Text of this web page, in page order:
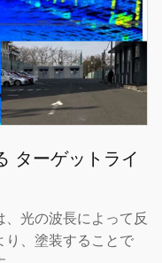
ターゲットライ
光の波長によって反
り、塗装することで